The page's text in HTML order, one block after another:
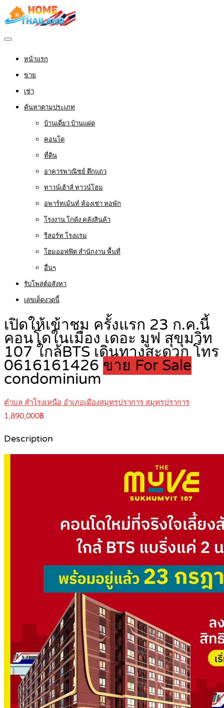
หน้าแรก
ขาย
เช่า
ค้นหาตามประเภท
บ้านเดี่ยว บ้านแฝด
คอนโด
ที่ดิน
อาคารพาณิชย์ ตึกแถว
ทาวน์เฮ้าส์ ทาวน์โฮม
อพาร์ทเม้นท์ ห้องเช่า หอพัก
โรงงาน โกดัง คลังสินค้า
รีสอร์ท โรงแรม
โฮมออฟฟิต สำนักงาน พื้นที่
อื่นๆ
รับโพสต์อสังหา
เลขเด็ดงวดนี้
เปิดให้เข้าชม ครั้งแรก 23 ก.ค.นี้
คอนโดในเมือง เดอะ มูฟ สุขุมวิท
107 ใกล้BTS เดินทางสะดวก โทร
0616161426 ขาย For Sale
condominium
ตำบล สำโรงเหนือ อำเภอเมืองสมุทรปราการ สมุทรปราการ
1,890,000฿
Description